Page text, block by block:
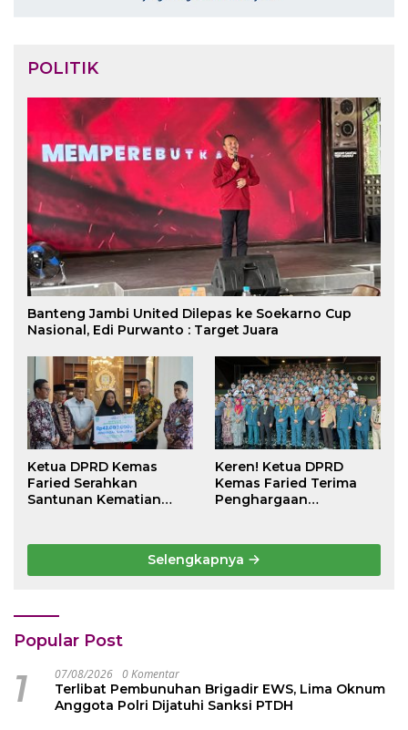
POLITIK
Banteng Jambi United Dilepas ke Soekarno Cup
Nasional, Edi Purwanto : Target Juara
Ketua DPRD Kemas
Faried Serahkan
Santunan Kematian
Juta kepada Ahli Waris
Keren! Ketua DPRD
Kemas Faried Terima
Penghargaan
dari Persekutuan
Pengakap Malaysia
Selengkapnya
Popular Post
1 07/08/2026 0 Komentar
Terlibat Pembunuhan Brigadir EWS, Lima Oknum
Anggota Polri Dijatuhi Sanksi PTDH